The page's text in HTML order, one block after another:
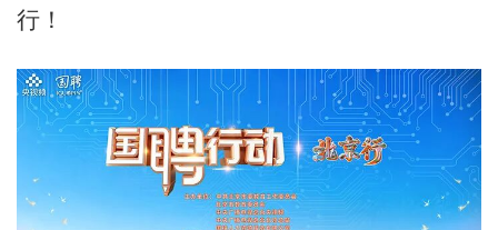
行！